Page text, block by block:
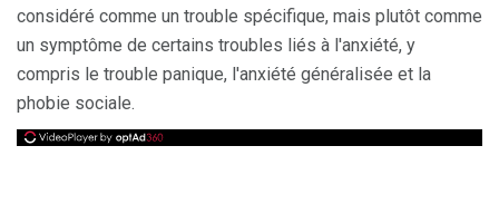
considéré comme un trouble spécifique, mais plutôt comme
un symptôme de certains troubles liés à l'anxiété, y
compris le trouble panique, l'anxiété généralisée et la
phobie sociale.